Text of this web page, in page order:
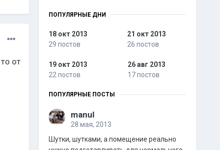
от
ПОПУЛЯРНЫЕ ДНИ
18 окт 2013
29 постов
21 окт 2013
26 постов
19 окт 2013
22 постов
26 авг 2013
17 постов
ПОПУЛЯРНЫЕ ПОСТЫ
manul
28 мая, 2013
Шутки, шутками, а помещение реально